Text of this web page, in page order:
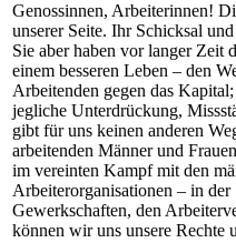
Genossinnen, Arbeiterinnen!
unserer Seite. Ihr Schicksal
Sie aber haben vor langer Zeit
einem besseren Leben – den
Arbeitenden gegen das
jegliche Unterdrückung,
gibt für uns keinen anderen
arbeitenden Männer und
im vereinten Kampf mit den
Arbeiterorganisationen – in
Gewerkschaften, den
können wir uns unsere Rechte